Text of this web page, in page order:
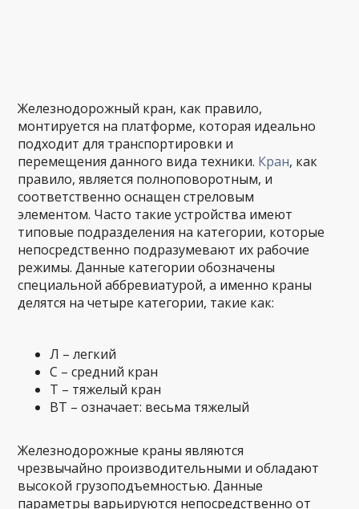
Железнодорожный кран, как правило,
монтируется на платформе, которая идеально
подходит для транспортировки и
перемещения данного вида техники. Кран, как
правило, является полноповоротным, и
соответственно оснащен стреловым
элементом. Часто такие устройства имеют
типовые подразделения на категории, которые
непосредственно подразумевают их рабочие
режимы. Данные категории обозначены
специальной аббревиатурой, а именно краны
делятся на четыре категории, такие как:
Л – легкий
С – средний кран
Т – тяжелый кран
ВТ – означает: весьма тяжелый
Железнодорожные краны являются
чрезвычайно производительными и обладают
высокой грузоподъемностью. Данные
параметры варьируются непосредственно от